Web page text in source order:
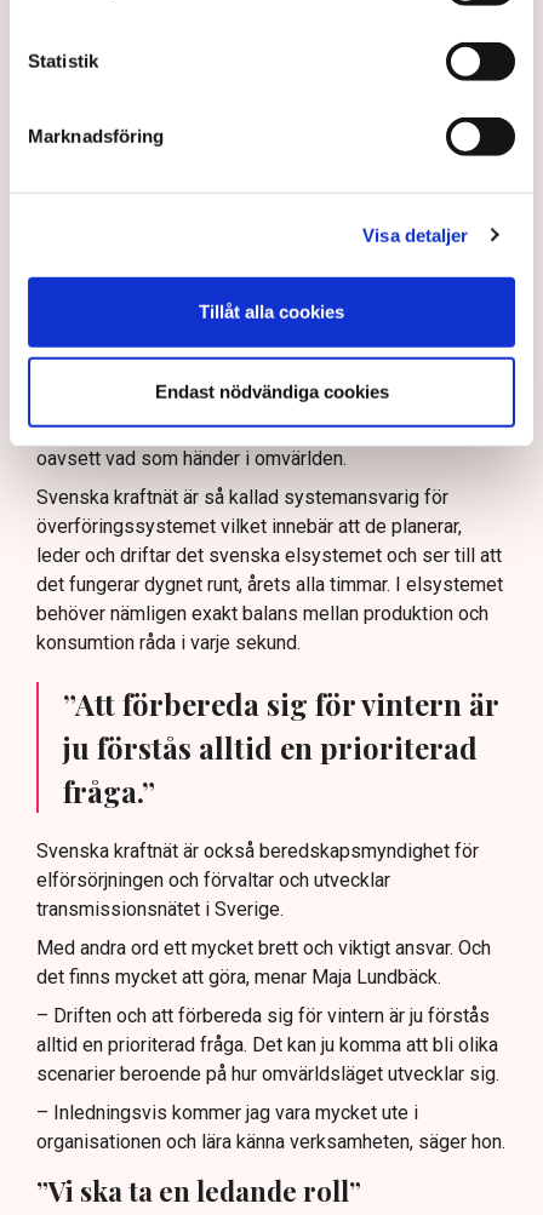
Statistik
Marknadsföring
Visa detaljer
Tillåt alla cookies
Endast nödvändiga cookies
regeringens nya plan för
elsystemet: ”Vi har varit
Vad kan Svenska kraftnät göra för att skapa
expandera och möta industrins behov av el. Jag ser det
som en grundläggande förutsättning för vår
konkurrenskraft och då är det viktigt att säkerställa
Sverige är ett land där vi har rådighet över vår
energiförsörjning och att vi kommer att stå stadiga
oavsett vad som händer i omvärlden.
Svenska kraftnät är så kallad systemansvarig för
överföringssystemet vilket innebär att de planerar,
leder och driftar det svenska elsystemet och ser till att
det fungerar dygnet runt, årets alla timmar. I elsystemet
behöver nämligen exakt balans mellan produktion och
konsumtion råda i varje sekund.
”Att förbereda sig för vintern är
ju förstås alltid en prioriterad
fråga.”
Svenska kraftnät är också beredskapsmyndighet för
elförsörjningen och förvaltar och utvecklar
transmissionsnätet i Sverige.
Med andra ord ett mycket brett och viktigt ansvar. Och
det finns mycket att göra, menar Maja Lundbäck.
– Driften och att förbereda sig för vintern är ju förstås
alltid en prioriterad fråga. Det kan ju komma att bli olika
scenarier beroende på hur omvärldsläget utvecklar sig.
– Inledningsvis kommer jag vara mycket ute i
organisationen och lära känna verksamheten, säger hon.
”Vi ska ta en ledande roll”